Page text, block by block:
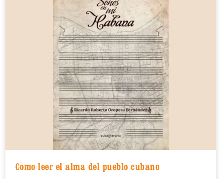
Como leer el alma del pueblo cubano